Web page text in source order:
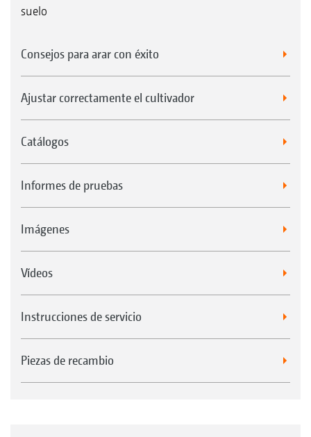
suelo
Consejos para arar con éxito
Ajustar correctamente el cultivador
Catálogos
Informes de pruebas
Imágenes
Vídeos
Instrucciones de servicio
Piezas de recambio